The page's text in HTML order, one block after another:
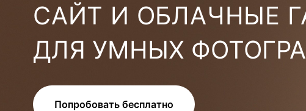
САЙТ И ОБЛАЧНЫЕ
ДЛЯ УМНЫХ
Попробовать бесплатно